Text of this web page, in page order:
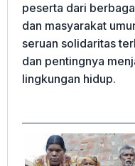
peserta dari
dan masyarakat
seruan solidaritas
dan pentingnya
lingkungan hidup.